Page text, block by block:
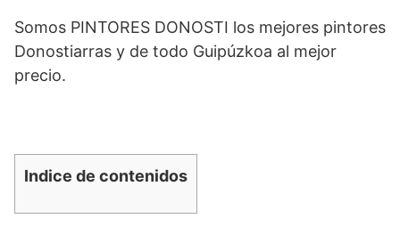
Somos PINTORES DONOSTI los mejores pintores
Donostiarras y de todo Guipúzkoa al mejor
precio.
Indice de contenidos